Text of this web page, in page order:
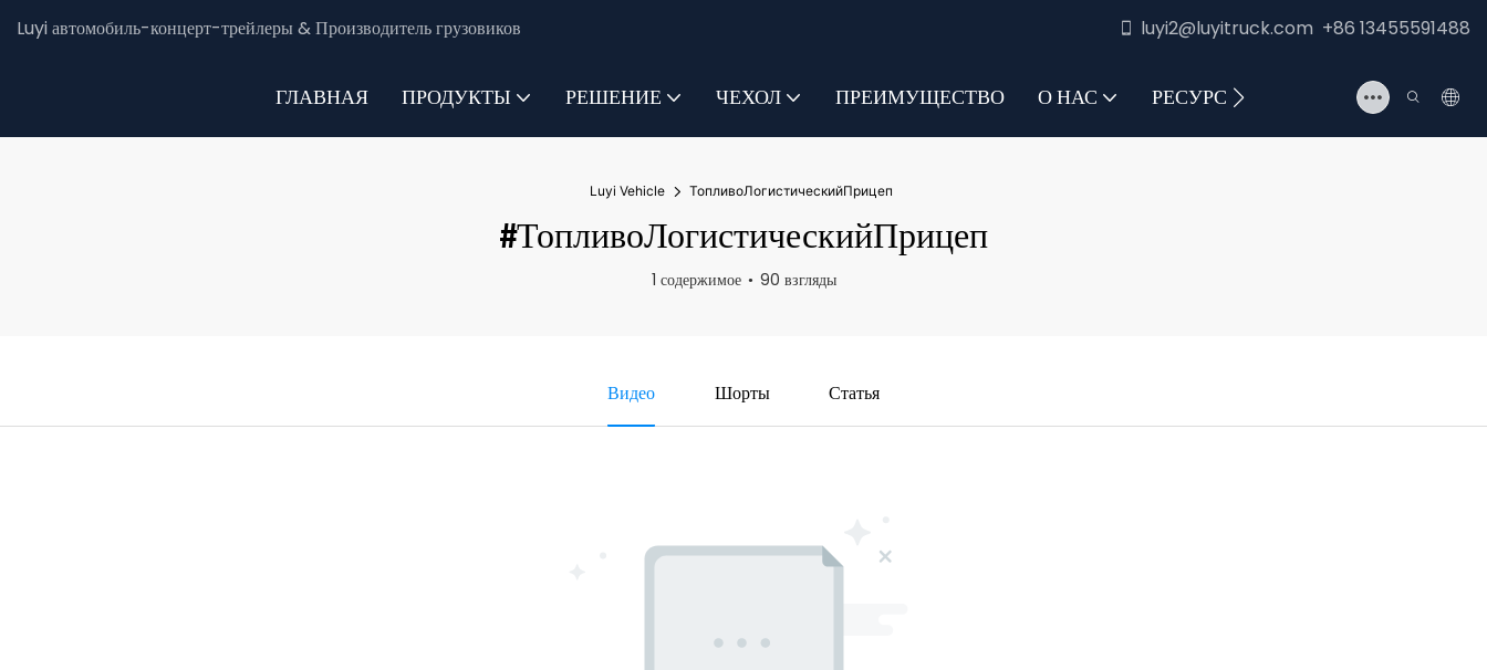
Luyi автомобиль-концерт-трейлеры & Производитель грузовиков luyi2@luyitruck.com +86 13455591488
ГЛАВНАЯ ПРОДУКТЫ РЕШЕНИЕ ЧЕХОЛ ПРЕИМУЩЕСТВО О НАС РЕСУРС СВЯЖИТЕСЬ С НАМИ
Luyi Vehicle ТопливоЛогистическийПрицеп
#ТопливоЛогистическийПрицеп
1 содержимое 90 взгляды
Видео Шорты Статья